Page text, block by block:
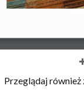
Przeglądaj również